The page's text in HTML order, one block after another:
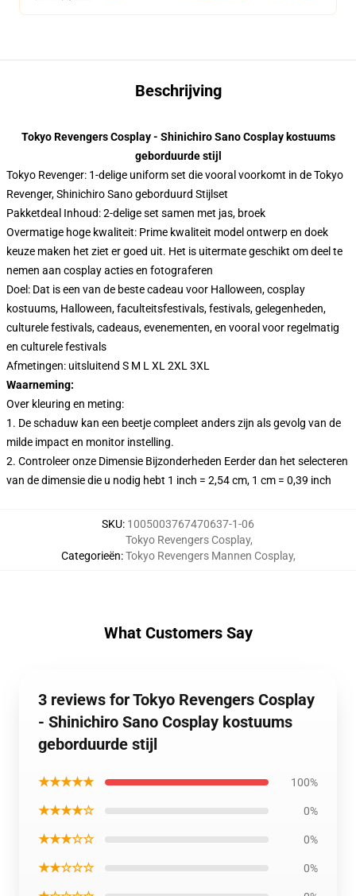
Beschrijving
Tokyo Revengers Cosplay - Shinichiro Sano Cosplay kostuums
geborduurde stijl
Tokyo Revenger: 1-delige uniform set die vooral voorkomt in de Tokyo
Revenger, Shinichiro Sano geborduurd Stijlset
Pakketdeal Inhoud: 2-delige set samen met jas, broek
Overmatige hoge kwaliteit: Prime kwaliteit model ontwerp en doek
keuze maken het ziet er goed uit. Het is uitermate geschikt om deel te
nemen aan cosplay acties en fotograferen
Doel: Dat is een van de beste cadeau voor Halloween, cosplay
kostuums, Halloween, faculteitsfestivals, festivals, gelegenheden,
culturele festivals, cadeaus, evenementen, en vooral voor regelmatig
en culturele festivals
Afmetingen: uitsluitend S M L XL 2XL 3XL
Waarneming:
Over kleuring en meting:
1. De schaduw kan een beetje compleet anders zijn als gevolg van de
milde impact en monitor instelling.
2. Controleer onze Dimensie Bijzonderheden Eerder dan het selecteren
van de dimensie die u nodig hebt 1 inch = 2,54 cm, 1 cm = 0,39 inch
SKU: 1005003767470637-1-06
Categorieën:
Tokyo Revengers Cosplay,
Tokyo Revengers Mannen Cosplay,
What Customers Say
3 reviews for Tokyo Revengers Cosplay
- Shinichiro Sano Cosplay kostuums
geborduurde stijl
★★★★★ 100%
★★★★☆ 0%
★★★☆☆ 0%
★★☆☆☆ 0%